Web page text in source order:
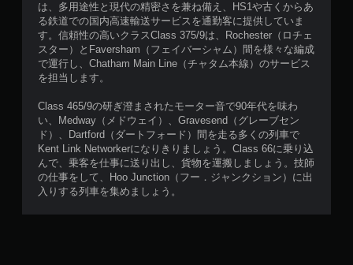
は、多用途性と現代の精密さを兼ね備え、HS1や古くからあ
る鉄道での国内高速輸送サービスを通勤客に提供していま
す。信頼性の高いクラスClass 375/9は、Rochester（ロチェ
スター）とFaversham（フェイバーシャム）間を様々な編成
で運行し、Chatham Main Line（チャタム本線）のサービス
を担当します。
Class 465/9の研ぎ澄まされたモーター音で90年代を味わ
い、Medway（メドウェイ）、Gravesend（グレーブセン
ド）、Dartford（ダートフォード）間を走る多くの列車で
Kent Link Networkerになりきりましょう。Class 66に乗り込
んで、乗客を仕事に送り出し、貨物を運搬しましょう。技師
の仕事をして、Hoo Junction（フー．ジャンクション）に出
入りする列車を集めましょう。